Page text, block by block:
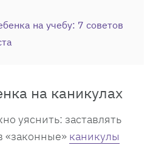
на учебу: 7 советов
на каникулах
уяснить: заставлять
«законные» каникулы